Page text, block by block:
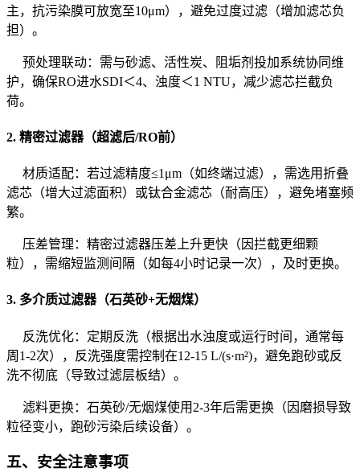
主，抗污染膜可放宽至10μm），避免过度过滤（增加滤芯负
担）。
预处理联动：需与砂滤、活性炭、阻垢剂投加系统协同维
护，确保RO进水SDI＜4、浊度＜1 NTU，减少滤芯拦截负
荷。
2. 精密过滤器（超滤后/RO前）
材质适配：若过滤精度≤1μm（如终端过滤），需选用折叠
滤芯（增大过滤面积）或钛合金滤芯（耐高压），避免堵塞频
繁。
压差管理：精密过滤器压差上升更快（因拦截更细颗
粒），需缩短监测间隔（如每4小时记录一次），及时更换。
3. 多介质过滤器（石英砂+无烟煤）
反洗优化：定期反洗（根据出水浊度或运行时间，通常每
周1-2次），反洗强度需控制在12-15 L/(s·m²)，避免跑砂或反
洗不彻底（导致过滤层板结）。
滤料更换：石英砂/无烟煤使用2-3年后需更换（因磨损导致
粒径变小，跑砂污染后续设备）。
五、安全注意事项